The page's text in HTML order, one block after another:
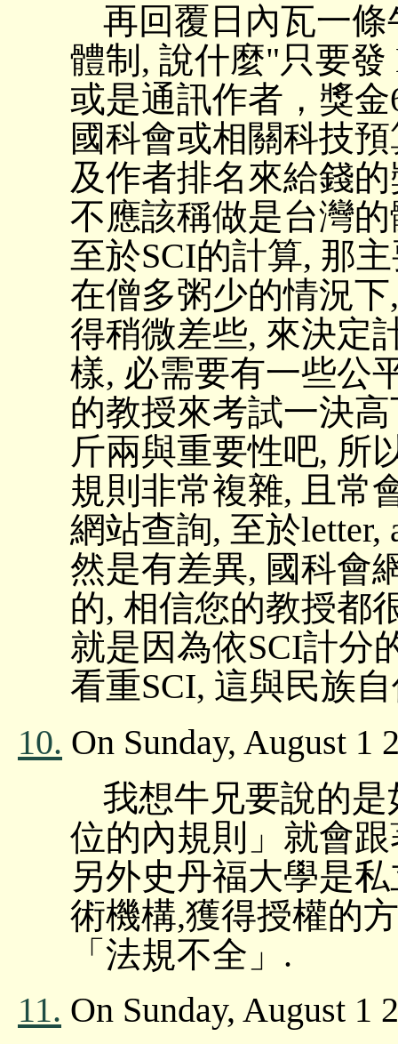
再回覆日內瓦一
體制, 說什麼"只要發
或是通訊作者，獎
國科會或相關科技
及作者排名來給錢
不應該稱做是台灣
至於SCI的計算, 那
在僧多粥少的情況
得稍微差些, 來決定
樣, 必需要有一些公
的教授來考試一決
斤兩與重要性吧, 所
規則非常複雜, 且常
網站查詢, 至於letter,
然是有差異, 國科會
的, 相信您的教授都
就是因為依SCI計分
看重SCI, 這與民族
10. On Sunday, August 1
我想牛兄要說的
位的內規則」就會
另外史丹福大學是
術機構,獲得授權的
「法規不全」.
11. On Sunday, August 1